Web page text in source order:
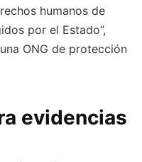
humanos de
por el Estado”,
ONG de protección
evidencias